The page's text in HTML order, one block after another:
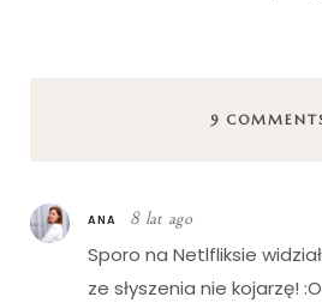
9
ANA 8 lat ago
Sporo na Netlfliksie
ze słyszenia nie kojarzę! :O